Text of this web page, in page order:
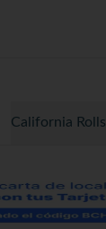
California Rolls